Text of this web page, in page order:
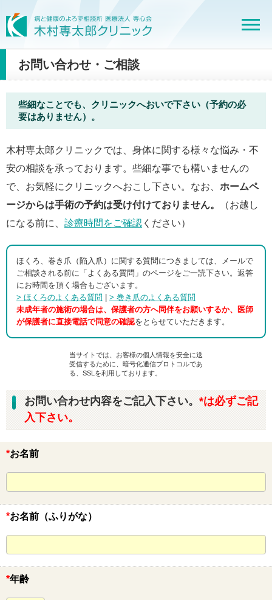
お問い合わせ・ご相談
些細なことでも、クリニックへおいで下さい（予約の必
要はありません）。
木村専太郎クリニックでは、身体に関する様々な悩み・不
安の相談を承っております。些細な事でも構いませんの
で、お気軽にクリニックへおこし下さい。なお、 ホームペ
ージからは手術の予約は受け付けておりません。
（お越し
になる前に、 診療時間をご確認 ください）
ほくろ、巻き爪（陥入爪）に関する質問につきましては、メールで
ご相談される前に「よくある質問」のページをご一読下さい。返答
にお時間を頂く場合もございます。
> ほくろのよくある質問
> 巻き爪のよくある質問
未成年者の施術の場合は、保護者の方へ同伴をお願いするか、医師
が保護者に直接電話で同意の確認をとらせていただきます。
当サイトでは、お客様の個人情報を安全に送
受信するために、暗号化通信プロトコルであ
る、SSLを利用しております。
お問い合わせ内容をご記入下さい。 *は必ずご記
入下さい。
*お名前
*お名前（ふりがな）
*年齢